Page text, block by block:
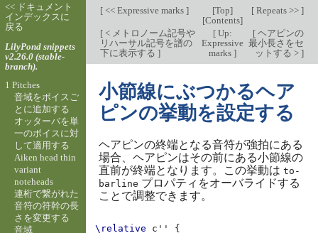
[<< Expressive marks ] [Top]
[Contents]
[Repeats >> ]
[< メトロノーム記号や
リハーサル記号を譜の
下に表示する ]
[Up:
Expressive
marks ]
[ヘアピンの
最小長さをセ
ットする > ]
小節線にぶつかるヘア
ピンの挙動を設定する
ヘアピンの終端となる音符が強拍にある
場合、ヘアピンはその前にある小節線の
直前が終端となります。この挙動は to-
barline プロパティをオーバライドする
ことで調整できます。
\relative c''
{
<< ドキュメント
インデックスに
戻る
LilyPond snippets
v2.26.0 (stable-
branch).
1 Pitches
音域をボイスご
とに追加する
オッターバを単
一のボイスに対
して適用する
Aiken head thin
variant
noteheads
連桁で繋がれた
音符の符幹の長
さを変更する
音域